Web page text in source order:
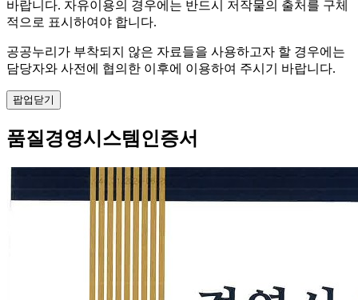
바랍니다. 자유이용의 경우에는 반드시 저작물의 출처를 구체
적으로 표시하여야 합니다.
공공누리가 부착되지 않은 자료들을 사용하고자 할 경우에는
담당자와 사전에 협의한 이후에 이용하여 주시기 바랍니다.
팝업닫기
품질경영시스템인증서